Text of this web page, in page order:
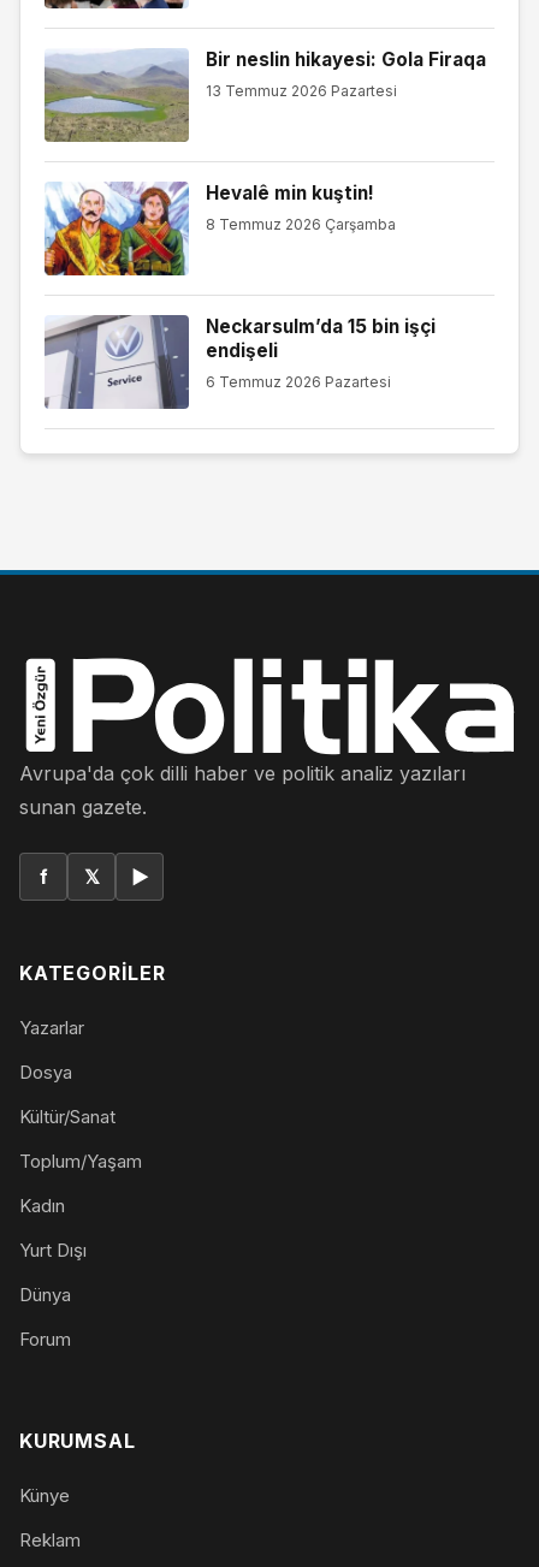
Bir neslin hikayesi: Gola Firaqa
13 Temmuz 2026 Pazartesi
Hevalê min kuştin!
8 Temmuz 2026 Çarşamba
Neckarsulm’da 15 bin işçi
endişeli
6 Temmuz 2026 Pazartesi
Avrupa'da çok dilli haber ve politik analiz yazıları
sunan gazete.
f 𝕏 ▶
KATEGORILER
Yazarlar
Dosya
Kültür/Sanat
Toplum/Yaşam
Kadın
Yurt Dışı
Dünya
Forum
KURUMSAL
Künye
Reklam